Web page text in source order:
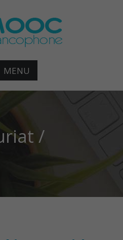
MENU
/